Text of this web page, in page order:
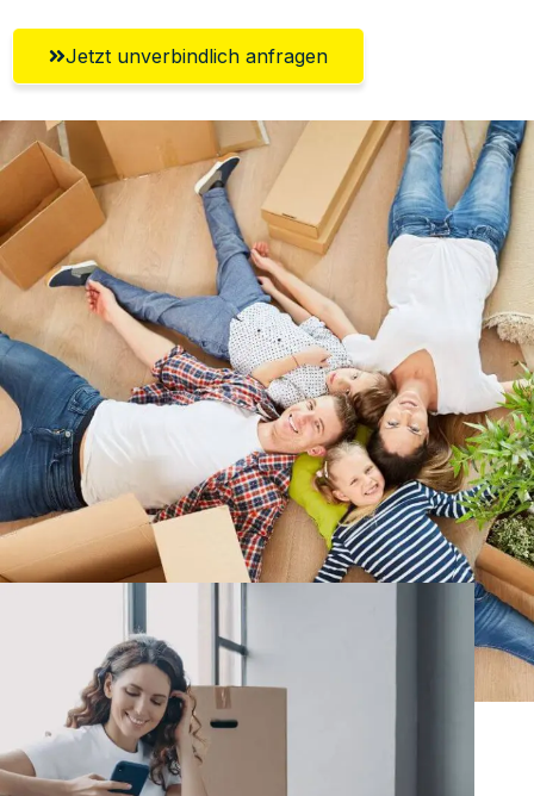
Jetzt unverbindlich anfragen